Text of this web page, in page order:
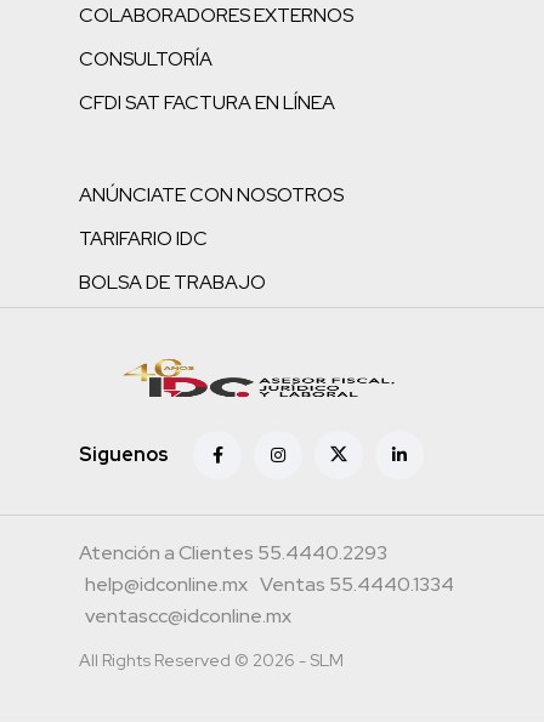
COLABORADORES EXTERNOS
CONSULTORÍA
CFDI SAT FACTURA EN LÍNEA
ANÚNCIATE CON NOSOTROS
TARIFARIO IDC
BOLSA DE TRABAJO
Siguenos
Atención a Clientes 55.4440.2293
help@idconline.mx Ventas 55.4440.1334
ventascc@idconline.mx
All Rights Reserved © 2026 - SLM